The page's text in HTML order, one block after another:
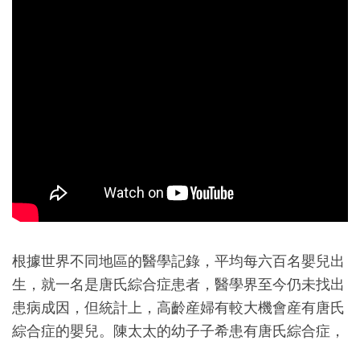
根據世界不同地區的醫學記錄，平均每六百名嬰兒出
生，就一名是唐氏綜合症患者，醫學界至今仍未找出
患病成因，但統計上，高齡産婦有較大機會産有唐氏
綜合症的嬰兒。陳太太的幼子子希患有唐氏綜合症，